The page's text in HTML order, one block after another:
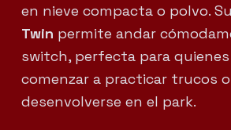
en nieve compacta o polvo.
Twin permite andar
switch, perfecta para
comenzar a practicar trucos o
desenvolverse en el park.